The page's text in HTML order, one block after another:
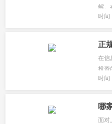
解。
公司
衣，
精
时间
在信
投资
用、
确地
非
时间
面对